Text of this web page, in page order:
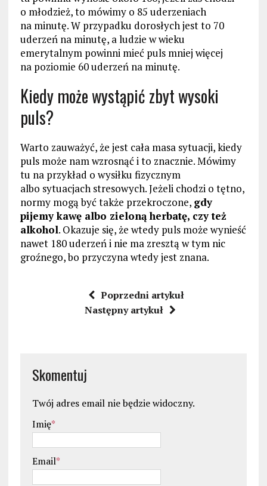
o młodzież, to mówimy o 85 uderzeniach
na minutę. W przypadku dorosłych jest to 70
uderzeń na minutę, a ludzie w wieku
emerytalnym powinni mieć puls mniej więcej
na poziomie 60 uderzeń na minutę.
Kiedy może wystąpić zbyt wysoki
puls?
Warto zauważyć, że jest cała masa sytuacji, kiedy
puls może nam wzrosnąć i to znacznie. Mówimy
tu na przykład o wysiłku fizycznym
albo sytuacjach stresowych. Jeżeli chodzi o tętno,
normy mogą być także przekroczone, gdy
pijemy kawę albo zieloną herbatę, czy też
alkohol. Okazuje się, że wtedy puls może wynieść
nawet 180 uderzeń i nie ma zresztą w tym nic
groźnego, bo przyczyna wtedy jest znana.
Poprzedni artykuł
Następny artykuł
Skomentuj
Twój adres email nie będzie widoczny.
Imię*
Email*